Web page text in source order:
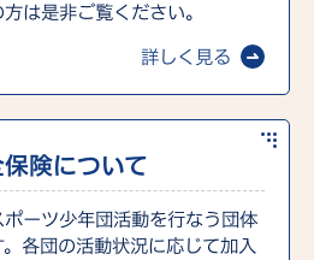
は是非ご覧ください。
詳しく見る
険について
ーツ少年団活動を行なう団体
各団の活動状況に応じて加入